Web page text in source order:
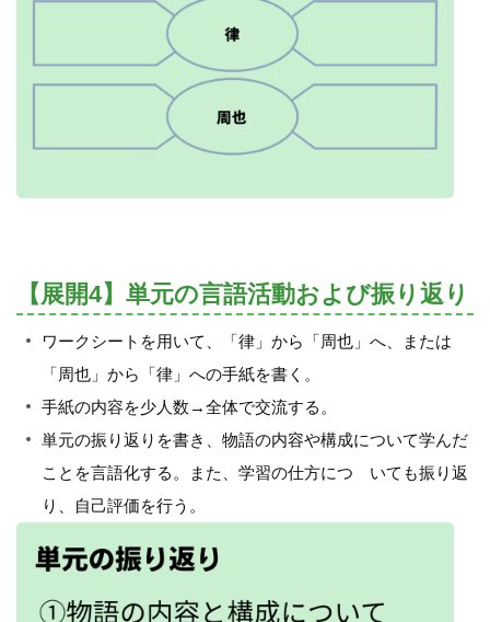
【展開4】単元の言語活動および振り返り
ワークシートを用いて、「律」から「周也」へ、または
「周也」から「律」への手紙を書く。
手紙の内容を少人数→全体で交流する。
単元の振り返りを書き、物語の内容や構成について学んだ
ことを言語化する。また、学習の仕方につ いても振り返
り、自己評価を行う。